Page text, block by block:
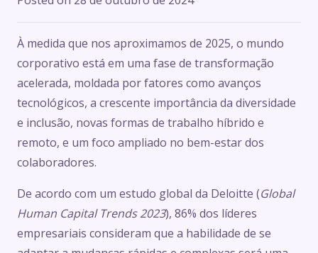
À medida que nos aproximamos de 2025, o mundo
corporativo está em uma fase de transformação
acelerada, moldada por fatores como avanços
tecnológicos, a crescente importância da diversidade
e inclusão, novas formas de trabalho híbrido e
remoto, e um foco ampliado no bem-estar dos
colaboradores.
De acordo com um estudo global da Deloitte (Global
Human Capital Trends 2023), 86% dos líderes
empresariais consideram que a habilidade de se